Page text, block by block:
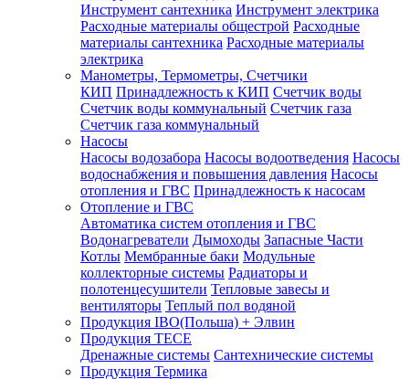
Инструмент сантехника Инструмент электрика
Расходные материалы общестрой Расходные
материалы сантехника Расходные материалы
электрика
Манометры, Термометры, Счетчики
КИП Принадлежность к КИП Счетчик воды
Счетчик воды коммунальный Счетчик газа
Счетчик газа коммунальный
Насосы
Насосы водозабора Насосы водоотведения Насосы
водоснабжения и повышения давления Насосы
отопления и ГВС Принадлежность к насосам
Отопление и ГВС
Автоматика систем отопления и ГВС
Водонагреватели Дымоходы Запасные Части
Котлы Мембранные баки Модульные
коллекторные системы Радиаторы и
полотенцесушители Тепловые завесы и
вентиляторы Теплый пол водяной
Продукция IBO(Польша) + Элвин
Продукция TECE
Дренажные системы Сантехнические системы
Продукция Термика